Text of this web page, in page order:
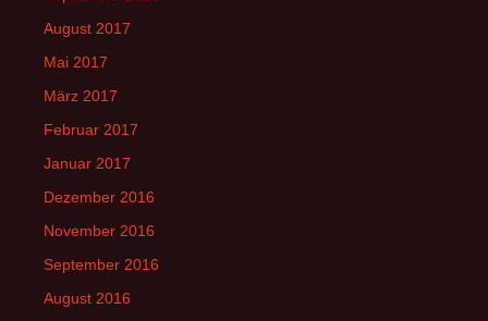
August 2017
Mai 2017
März 2017
Februar 2017
Januar 2017
Dezember 2016
November 2016
September 2016
August 2016